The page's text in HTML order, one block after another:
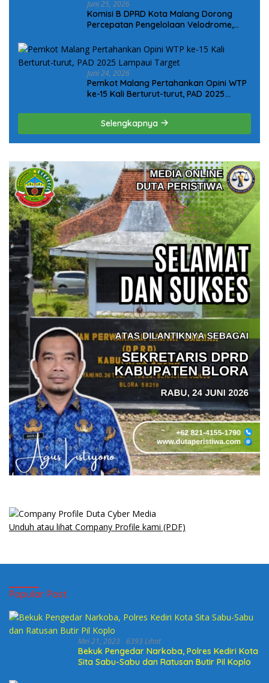
Juni 25, 2026
Komisi B DPRD Kota Malang Dorong
Percepatan Pengelolaan Velodrome,
Juni 24, 2026
Pemkot Malang Pertahankan Opini WTP
ke-15 Kali Berturut-turut, PAD 2025
Selengkapnya
Unduh atau lihat Company Profile kami (PDF)
Popular Post
Mei 21, 2023 6393 Lihat
Bekuk Pengedar Narkoba, Polres Kediri Kota
Sita Sabu-Sabu dan Ratusan Butir Pil Koplo